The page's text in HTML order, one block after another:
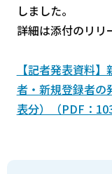
しました。
詳細は添付のリリ
【記者発表資料
者・新規登録者の
表分）（PDF：